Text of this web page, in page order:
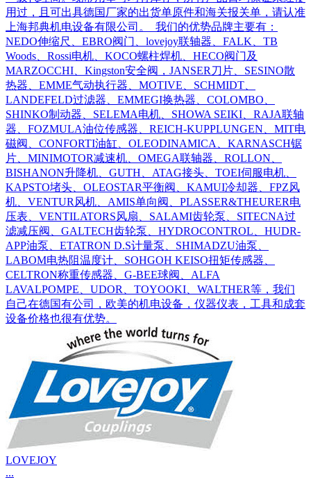
用过，且可出具德国厂家的出货单原件和海关报关单，请认准
上海邦典机电设备有限公司。 我们的优势品牌主要有：
NEDO伸缩尺、EBRO阀门、lovejoy联轴器、FALK、TB
Woods、Rossi电机、KOCO螺柱焊机、HECO阀门及
MARZOCCHI、Kingston安全阀，JANSER刀片、SESINO散
热器、EMME气动执行器、MOTIVE、SCHMIDT、
LANDEFELD过滤器、EMMEGI换热器、COLOMBO、
SHINKO制动器、SELEMA电机、SHOWA SEIKI、RAJA联轴
器、FOZMULA油位传感器、REICH-KUPPLUNGEN、MIT电
磁阀、CONFORTI油缸、OLEODINAMICA、KARNASCH锯
片、MINIMOTOR减速机、OMEGA联轴器、ROLLON、
BISHANON升降机、GUTH、ATAG接头、TOEI伺服电机、
KAPSTO堵头、OLEOSTAR平衡阀、KAMUI冷却器、FPZ风
机、VENTUR风机、AMIS单向阀、PLASSER&THEURER电
压表、VENTILATORS风扇、SALAMI齿轮泵、SITECNA过
滤减压阀、GALTECH齿轮泵、HYDROCONTROL、HUDR-
APP油泵、ETATRON D.S计量泵、SHIMADZU油泵、
LABOM电热阻温度计、SOHGOH KEISO扭矩传感器、
CELTRON称重传感器、G-BEE球阀、ALFA
LAVALPOMPE、UDOR、TOYOOKI、WALTHER等，我们
自己在德国有公司，欧美的机电设备，仪器仪表，工具和成套
设备价格也很有优势。
LOVEJOY
...